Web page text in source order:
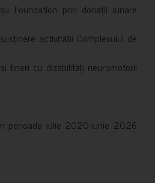
Foundation prin donații lunare
activității Complexului de
tineri cu dizabilități neuromotorii
perioada iulie 2020-iunie 2026